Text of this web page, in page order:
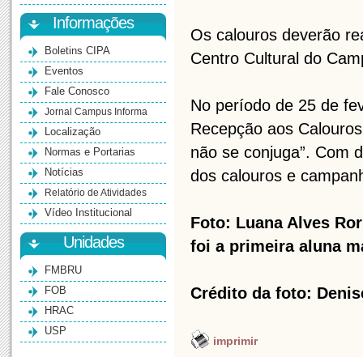
Informações
Boletins CIPA
Eventos
Fale Conosco
Jornal Campus Informa
Localização
Normas e Portarias
Notícias
Relatório de Atividades
Vídeo Institucional
Unidades
FMBRU
FOB
HRAC
USP
Os calouros deverão
Centro Cultural do
No período de 25 de
Recepção aos
não se conjuga”. Com
dos calouros e
Foto: Luana Alves
foi a primeira aluna
Crédito da foto:
imprimir